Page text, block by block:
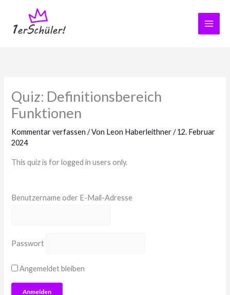
springen
Quiz: Definitionsbereich
Funktionen
Kommentar verfassen / Von Leon Haberleithner/12. Februar
2024
This quiz is for logged in users only.
Benutzername oder E-Mail-Adresse
Passwort
Angemeldet bleiben